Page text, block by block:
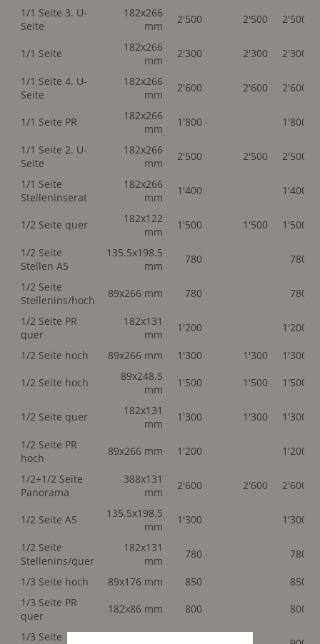
1/1 Seite 3. U-
Seite
182x266
mm
2'500 2'500 2'500
1/1 Seite
182x266
mm
2'300 2'300 2'300
1/1 Seite 4. U-
Seite
182x266
mm
2'600 2'600 2'600
1/1 Seite PR
182x266
mm
1'800 1'800
1/1 Seite 2. U-
Seite
182x266
mm
2'500 2'500 2'500
1/1 Seite
Stelleninserat
182x266
mm
1'400 1'400
1/2 Seite quer
182x122
mm
1'500 1'500 1'500
1/2 Seite
Stellen A5
135.5x198.5
mm
780 780
1/2 Seite
Stellenins/hoch
89x266 mm 780 780
1/2 Seite PR
quer
182x131
mm
1'200 1'200
1/2 Seite hoch 89x266 mm 1'300 1'300
1'300
1/2 Seite hoch
89x248.5
mm
1'500 1'500 1'500
1/2 Seite quer
182x131
mm
1'300 1'300 1'300
1/2 Seite PR
hoch
89x266 mm 1'200 1'200
1/2+1/2 Seite
Panorama
388x131
mm
2'600 2'600 2'600
1/2 Seite A5
135.5x198.5
mm
1'300 1'300
1/2 Seite
Stellenins/quer
182x131
mm
780 780
1/3 Seite hoch 89x176 mm 850
850
1/3 Seite PR
quer
182x86 mm 800 800
1/3 Seite